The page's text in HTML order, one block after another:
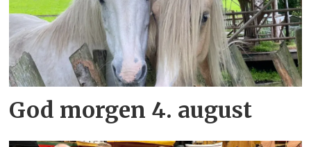
God morgen 4. august